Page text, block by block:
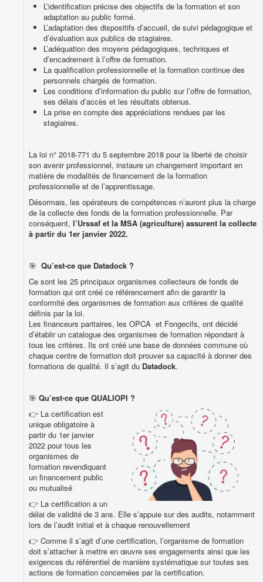
L’identification précise des objectifs de la formation et son
adaptation au public formé.
L’adaptation des dispositifs d’accueil, de suivi pédagogique et
d’évaluation aux publics de stagiaires.
L’adéquation des moyens pédagogiques, techniques et
d’encadrement à l’offre de formation.
La qualification professionnelle et la formation continue des
personnels chargés de formation.
Les conditions d’information du public sur l’offre de formation,
ses délais d’accès et les résultats obtenus.
La prise en compte des appréciations rendues par les
stagiaires.
La loi n° 2018-771 du 5 septembre 2018 pour la liberté de choisir
son avenir professionnel, instaure un changement important en
matière de modalités de financement de la formation
professionnelle et de l’apprentissage.
Désormais, les opérateurs de compétences n’auront plus la charge
de la collecte des fonds de la formation professionnelle. Par
conséquent, l’Urssaf et la MSA (agriculture) assurent la collecte
à partir du 1er janvier 2022.
🎯 Qu’est-ce que Datadock ?
Ce sont les 25 principaux organismes collecteurs de fonds de
formation qui ont créé ce référencement afin de garantir la
conformité des organismes de formation aux critères de qualité
définis par la loi.
Les financeurs paritaires, les OPCA et Fongecifs, ont décidé
d’établir un catalogue des organismes de formation répondant à
tous les critères. Ils ont créé une base de données commune où
chaque centre de formation doit prouver sa capacité à donner des
formations de qualité. Il s’agit du Datadock.
🎯 Qu’est-ce que QUALIOPI ?
👉 La certification est
unique obligatoire à
partir du 1er janvier
2022 pour tous les
organismes de
formation revendiquant
un financement public
ou mutualisé
👉 La certification a un
délai de validité de 3 ans. Elle s’appuie sur des audits, notamment
lors de l’audit initial et à chaque renouvellement
👉 Comme il s’agit d’une certification, l’organisme de formation
doit s’attacher à mettre en œuvre ses engagements ainsi que les
exigences du référentiel de manière systématique sur toutes ses
actions de formation concernées par la certification.